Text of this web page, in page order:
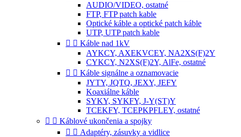
AUDIO/VIDEO, ostatné
FTP, FTP patch kable
Optické káble a optické patch káble
UTP, UTP patch kable
  Káble nad 1kV
AYKCY, AXEKVCEY, NA2XS(F)2Y
CYKCY, N2XS(F)2Y, AlFe, ostatné
  Káble signálne a oznamovacie
JYTY, JQTQ, JEXY, JEFY
Koaxiálne káble
SYKY, SYKFY, J-Y(ST)Y
TCEKFY, TCEPKPFLEY, ostatné
  Káblové ukončenia a spojky
  Adaptéry, zásuvky a vidlice